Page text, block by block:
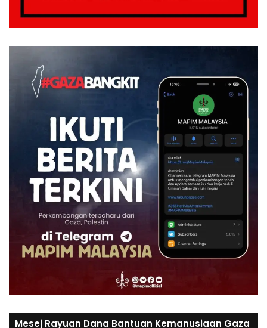
Mesej Rayuan Dana Bantuan Kemanusiaan Gaza